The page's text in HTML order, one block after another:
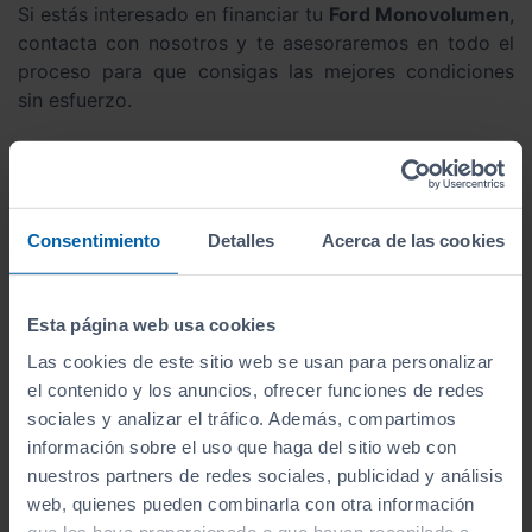
Consentimiento Detalles Acerca de las cookies
Esta página web usa cookies
Las cookies de este sitio web se usan para personalizar
el contenido y los anuncios, ofrecer funciones de redes
sociales y analizar el tráfico. Además, compartimos
información sobre el uso que haga del sitio web con
nuestros partners de redes sociales, publicidad y análisis
web, quienes pueden combinarla con otra información
Si estás interesado en financiar tu Ford Monovolumen,
contacta con nosotros y te asesoraremos en todo el
proceso para que consigas las mejores condiciones
sin esfuerzo.
Ford Monovolumende
ocasión en Galicia? Descúbrelo en
Si vives enGaliciay buscas unFord Monovolumen de
ocasión
concesionarios especializados
probar el coche que deseas.
Disponemos devarios puntos de venta en Galicia
donde encontrarás una amplia gama de vehículos de
segunda mano con las mejores condiciones.
En Sibuscascoche.com no paramos de crecer y